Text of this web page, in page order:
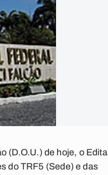
(D.O.U.) de hoje, o Edital
do TRF5 (Sede) e das